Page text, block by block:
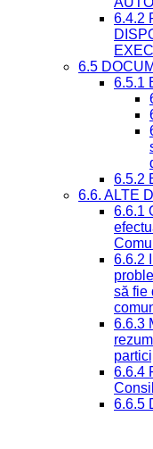
6.4.2
6.5
6.5.1
6.5.2
6.6. ALTE
6.6.1
6.6.2
să fie
6.6.3
6.6.4
6.6.5